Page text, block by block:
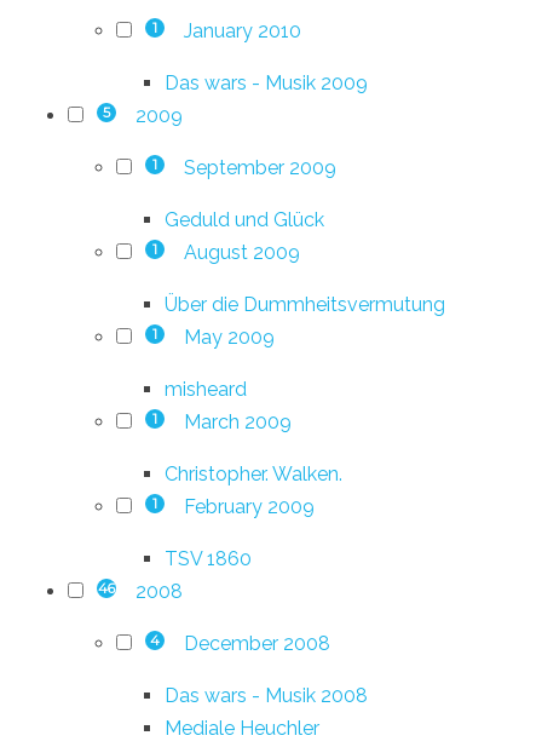
1 January 2010
Das wars - Musik 2009
5 2009
1 September 2009
Geduld und Glück
1 August 2009
Über die Dummheitsvermutung
1 May 2009
misheard
1 March 2009
Christopher. Walken.
1 February 2009
TSV 1860
46 2008
4 December 2008
Das wars - Musik 2008
Mediale Heuchler